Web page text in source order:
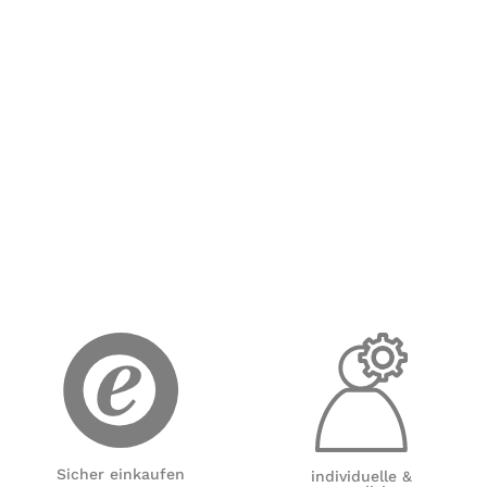
Sicher einkaufen
individuelle &